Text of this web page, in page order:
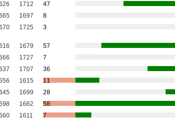
1712
47
1697
8
1725 3
1679
57
1727
7
1707
36
1615
11
1699
28
1662
58
1611
7